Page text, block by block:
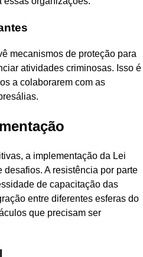
mecanismos de proteção para
atividades criminosas. Isso é
a colaborarem com as
a implementação da Lei
A resistência por parte
de capacitação das
entre diferentes esferas do
que precisam ser